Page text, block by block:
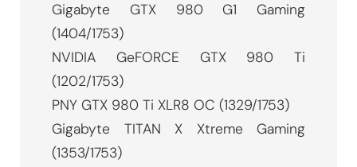
Gigabyte GTX 980 G1 Gaming
(1404/1753)
NVIDIA GeFORCE GTX 980 Ti
(1202/1753)
PNY GTX 980 Ti XLR8 OC (1329/1753)
Gigabyte TITAN X Xtreme Gaming
(1353/1753)